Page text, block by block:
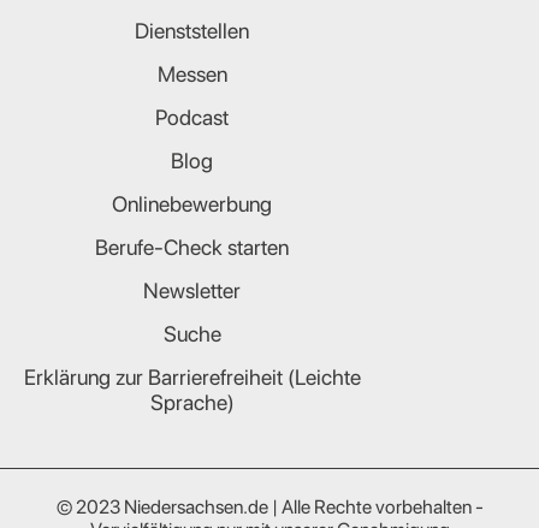
Dienststellen
Messen
Podcast
Blog
Onlinebewerbung
Berufe-Check starten
Newsletter
Suche
Erklärung zur Barrierefreiheit (Leichte
Sprache)
© 2023 Niedersachsen.de | Alle Rechte vorbehalten -